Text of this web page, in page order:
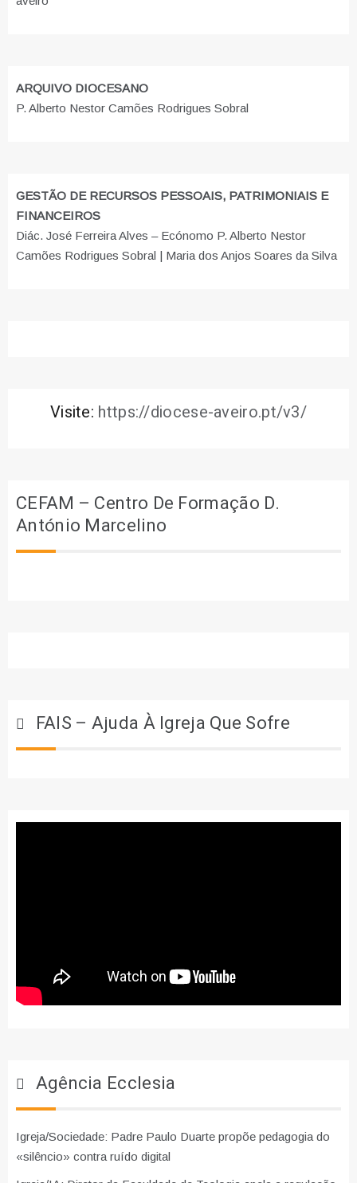
ARQUIVO DIOCESANO
P. Alberto Nestor Camões Rodrigues Sobral
GESTÃO DE RECURSOS PESSOAIS, PATRIMONIAIS E
FINANCEIROS
Diác. José Ferreira Alves – Ecónomo P. Alberto Nestor
Camões Rodrigues Sobral | Maria dos Anjos Soares da Silva
Visite: https://diocese-aveiro.pt/v3/
CEFAM – Centro De Formação D.
António Marcelino
FAIS – Ajuda À Igreja Que Sofre
Agência Ecclesia
Igreja/Sociedade: Padre Paulo Duarte propõe pedagogia do
«silêncio» contra ruído digital